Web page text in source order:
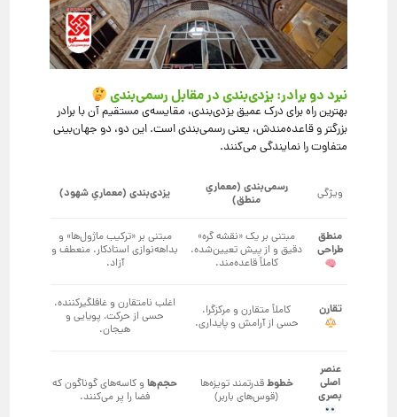
نبرد دو برادر: یزدی‌بندی در مقابل رسمی‌بندی
بهترین راه برای درک عمیق یزدی‌بندی، مقایسه‌ی مستقیم آن با برادر
بزرگتر و قاعده‌مندش، یعنی رسمی‌بندی است. این دو، دو جهان‌بینی
متفاوت را نمایندگی می‌کنند.
ویژگی
رسمی‌بندی (معماریِ
منطق)
یزدی‌بندی (معماریِ شهود)
منطق
طراحی
مبتنی بر یک «نقشه گره»
دقیق و از پیش تعیین‌شده.
کاملاً قاعده‌مند.
مبتنی بر «ترکیب ماژول‌ها» و
بداهه‌نوازی استادکار. منعطف و
آزاد.
تقارن
کاملاً متقارن و مرکزگرا.
حسی از آرامش و پایداری.
اغلب نامتقارن و غافلگیرکننده.
حسی از حرکت، پویایی و
هیجان.
عنصر
اصلی
بصری
خطوطقدرتمند تویزه‌ها
(قوس‌های باربر)
حجم‌هاو کاسه‌های گوناگون که
فضا را پر می‌کنند.